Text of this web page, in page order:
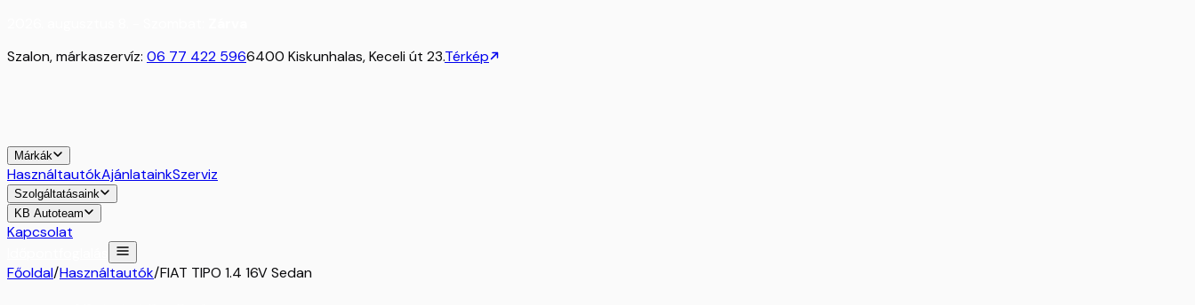
Szalon, márkaszervíz: 06 77 422 5966400 Kiskunhalas, Keceli út 23.Térkép
Márkák
HasználtautókAjánlatainkSzerviz
Szolgáltatásaink
KB Autoteam
Kapcsolat
Főoldal/Használtautók/FIAT TIPO 1.4 16V Sedan